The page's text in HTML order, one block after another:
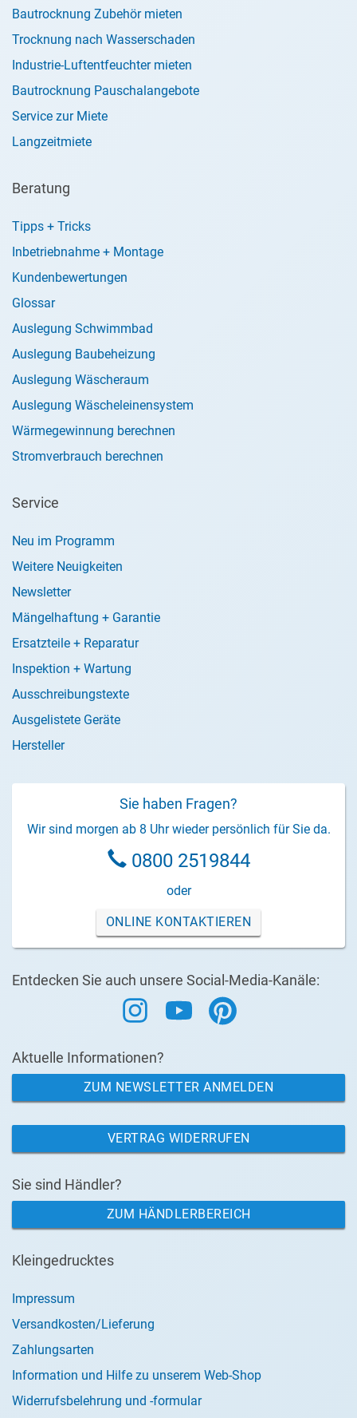
Bautrocknung Zubehör mieten
Trocknung nach Wasserschaden
Industrie-Luftentfeuchter mieten
Bautrocknung Pauschalangebote
Service zur Miete
Langzeitmiete
Beratung
Tipps + Tricks
Inbetriebnahme + Montage
Kundenbewertungen
Glossar
Auslegung Schwimmbad
Auslegung Baubeheizung
Auslegung Wäscheraum
Auslegung Wäscheleinensystem
Wärmegewinnung berechnen
Stromverbrauch berechnen
Service
Neu im Programm
Weitere Neuigkeiten
Newsletter
Mängelhaftung + Garantie
Ersatzteile + Reparatur
Inspektion + Wartung
Ausschreibungstexte
Ausgelistete Geräte
Hersteller
Sie haben Fragen?
Wir sind morgen ab 8 Uhr wieder persönlich für Sie da.
0800 2519844
oder
ONLINE KONTAKTIEREN
Entdecken Sie auch unsere Social-Media-Kanäle:
Aktuelle Informationen?
ZUM NEWSLETTER ANMELDEN
VERTRAG WIDERRUFEN
Sie sind Händler?
ZUM HÄNDLERBEREICH
Kleingedrucktes
Impressum
Versandkosten/Lieferung
Zahlungsarten
Information und Hilfe zu unserem Web-Shop
Widerrufsbelehrung und -formular